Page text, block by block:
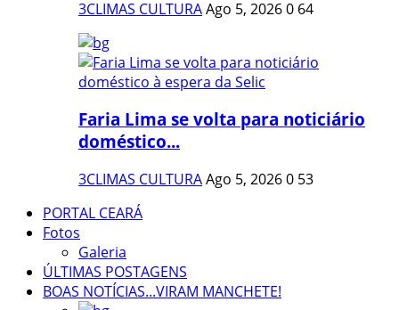
3CLIMAS CULTURAAgo 5, 20260 64
Faria Lima se volta para noticiário
doméstico...
3CLIMAS CULTURAAgo 5, 20260 53
PORTAL CEARÁ
Fotos
Galeria
ÚLTIMAS POSTAGENS
BOAS NOTÍCIAS...VIRAM MANCHETE!